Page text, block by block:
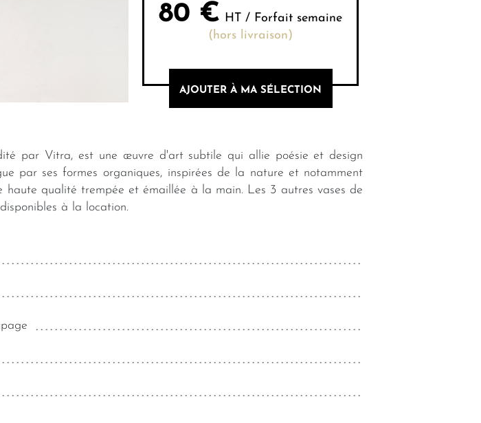
80 € HT / Forfait semaine
(hors livraison)
AJOUTER À MA SÉLECTION
par Vitra, est une œuvre d'art subtile qui allie poésie et design
par ses formes organiques, inspirées de la nature et notamment
qualité trempée et émaillée à la main. Les 3 autres vases de
à la location.